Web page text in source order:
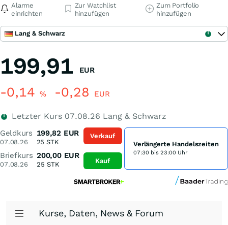
Alarme
einrichten
Zur Watchlist
hinzufügen
Zum Portfolio
hinzufügen
Lang & Schwarz
199,91 EUR
-0,14 % -0,28 EUR
Letzter Kurs 07.08.26 Lang & Schwarz
Geldkurs
07.08.26
199,82 EUR
25 STK
Briefkurs
07.08.26
200,00 EUR
25 STK
Verkauf
Kauf
Verlängerte Handelszeiten
07:30 bis 23:00 Uhr
Kurse, Daten, News & Forum